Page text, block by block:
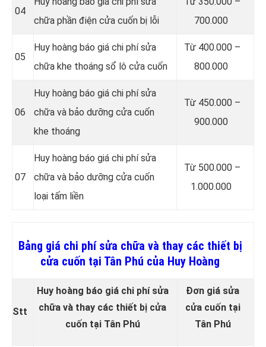
04
chữa phần điện cửa cuốn bị lỗi
700.000
05
Huy hoàng báo giá chi phí sửa
chữa khe thoáng sổ lô cửa cuốn
Từ 400.000 –
800.000
06
Huy hoàng báo giá chi phí sửa
chữa và bảo dưỡng cửa cuốn
khe thoáng
Từ 450.000 –
900.000
07
Huy hoàng báo giá chi phí sửa
chữa và bảo dưỡng cửa cuốn
loại tấm liền
Từ 500.000 –
1.000.000
Bảng giá chi phí sửa chữa và thay các thiết bị
cửa cuốn tại Tân Phú của Huy Hoàng
Stt
Huy hoàng báo giá chi phí sửa
chữa và thay các thiết bị cửa
cuốn tại Tân Phú
Đơn giá sửa
cửa cuốn tại
Tân Phú